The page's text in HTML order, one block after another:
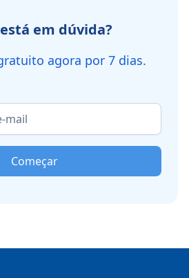
em dúvida?
agora por 7 dias.
Começar